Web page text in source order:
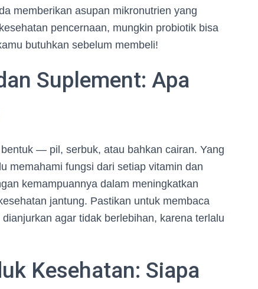
memberikan asupan mikronutrien yang
pencernaan, mungkin probiotik bisa
butuhkan sebelum membeli!
Suplement: Apa
— pil, serbuk, atau bahkan cairan. Yang
memahami fungsi dari setiap vitamin dan
kemampuannya dalam meningkatkan
jantung. Pastikan untuk membaca
agar tidak berlebihan, karena terlalu
Kesehatan: Siapa